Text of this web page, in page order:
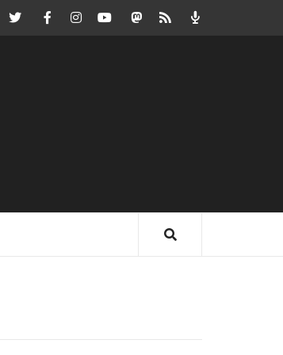
TwitterFacebookInstagramYoutubeMastodon.eus
RSS Podcast